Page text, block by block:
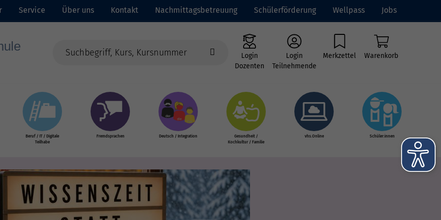
Service Über uns Kontakt Nachmittagsbetreuung Schülerförderung Wellpass Jobs
Login
Dozenten
Login
Teilnehmende
Merkzettel Warenkorb
Beruf / IT / Digitale
Teilhabe
Fremdsprachen Deutsch / Integration
Gesundheit /
Kochkultur / Familie
vhs.Online Schüler:innen